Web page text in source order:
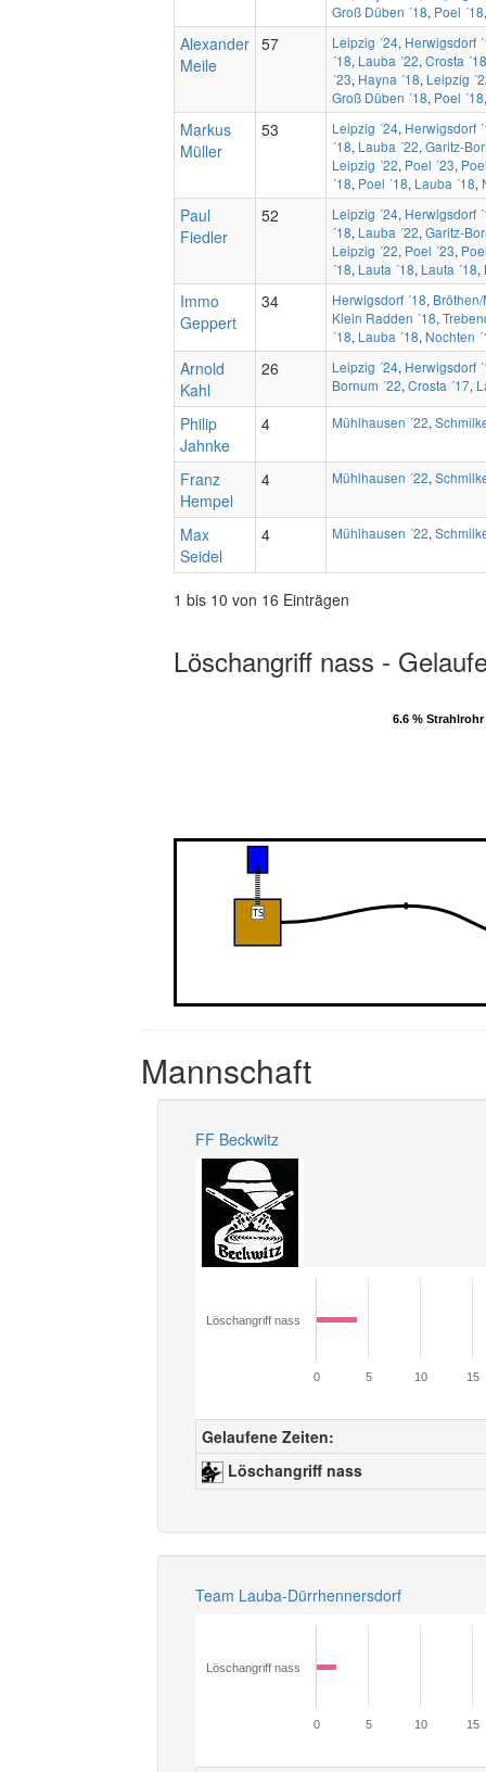
Groß Düben ´18, Poel ´18
Alexander
Meile
57 Leipzig ´24, Herwigsdorf
´18, Lauba ´22, Crosta ´18
´23, Hayna ´18, Leipzig
Groß Düben ´18, Poel ´18
Markus
Müller
53 Leipzig ´24, Herwigsdorf
´18, Lauba ´22, Garitz-
Leipzig ´22, Poel ´23,
´18, Poel ´18, Lauba ´18,
Paul
Fiedler
52 Leipzig ´24, Herwigsdorf
´18, Lauba ´22, Garitz-
Leipzig ´22, Poel ´23,
´18, Lauta ´18, Lauta ´18,
Immo
Geppert
34 Herwigsdorf ´18,
Klein Radden ´18,
´18, Lauba ´18, Nochten
Arnold
Kahl
26 Leipzig ´24, Herwigsdorf
Bornum ´22, Crosta ´17,
Philip
Jahnke
4 Mühlhausen ´22,
Franz
Hempel
4 Mühlhausen ´22,
Max
Seidel
4 Mühlhausen ´22,
1 bis 10 von 16 Einträgen
Löschangriff nass -
6.6 %
6.6 %
Mannschaft
FF Beckwitz
Löschangriff nass
0 5 10 15
Gelaufene Zeiten:
Löschangriff nass
Team Lauba-Dürrhennersdorf
Löschangriff nass
0 5 10 15